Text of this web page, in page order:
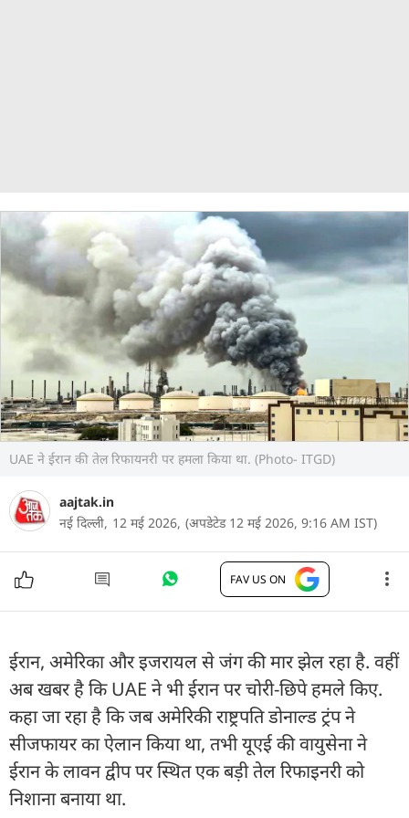
UAE ने ईरान की तेल रिफायनरी पर हमला किया था. (Photo- ITGD)
aajtak.in
नई दिल्ली, 12 मई 2026, (अपडेटेड 12 मई 2026, 9:16 AM IST)
FAV US ON
ईरान, अमेरिका और इजरायल से जंग की मार झेल रहा है. वहीं
अब खबर है कि UAE ने भी ईरान पर चोरी-छिपे हमले किए.
कहा जा रहा है कि जब अमेरिकी राष्ट्रपति डोनाल्ड ट्रंप ने
सीजफायर का ऐलान किया था, तभी यूएई की वायुसेना ने
ईरान के लावन द्वीप पर स्थित एक बड़ी तेल रिफाइनरी को
निशाना बनाया था.